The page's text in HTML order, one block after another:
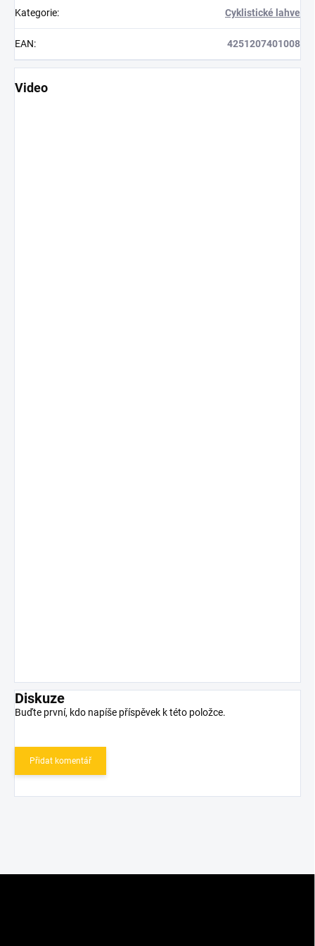
Kategorie: Cyklistické lahve
EAN: 4251207401008
Video
Diskuze
Buďte první, kdo napíše příspěvek k této položce.
Přidat komentář